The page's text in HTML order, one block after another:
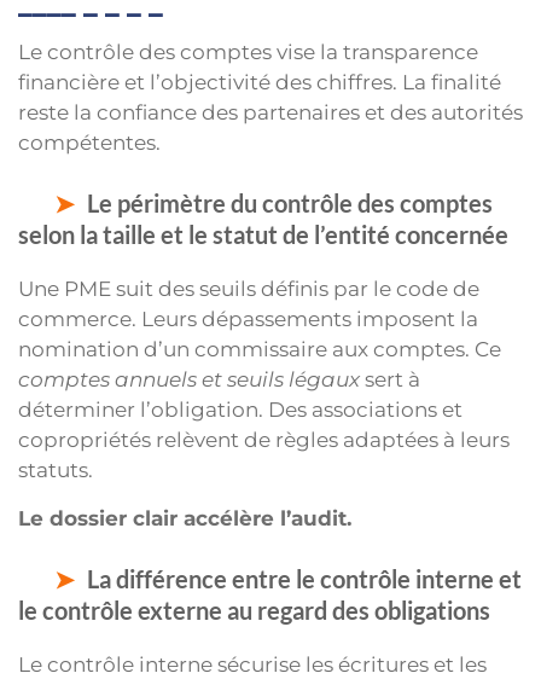
Le contrôle des comptes vise la transparence
financière et l’objectivité des chiffres. La finalité
reste la confiance des partenaires et des autorités
compétentes.
Le périmètre du contrôle des comptes
selon la taille et le statut de l’entité concernée
Une PME suit des seuils définis par le code de
commerce. Leurs dépassements imposent la
nomination d’un commissaire aux comptes. Ce
comptes annuels et seuils légaux sert à
déterminer l’obligation. Des associations et
copropriétés relèvent de règles adaptées à leurs
statuts.
Le dossier clair accélère l’audit.
La différence entre le contrôle interne et
le contrôle externe au regard des obligations
Le contrôle interne sécurise les écritures et les